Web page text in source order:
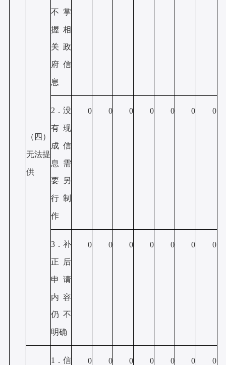
（四）
无法提
供
不掌
握相
关政
府信
息
2．没
有现
成信
息需
要另
行制
作
0 0 0 0 0 0 0
3．补
正后
申请
内容
仍不
明确
0 0 0 0 0 0 0
1．信 0 0 0 0 0 0 0